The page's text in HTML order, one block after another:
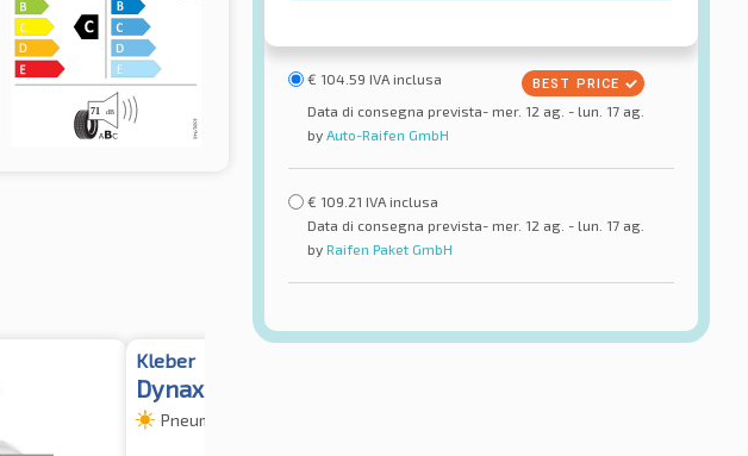
€ 104.59 IVA inclusa
Data di consegna prevista- mer. 12 ag. - lun. 17 ag.
by Auto-Raifen GmbH
€ 109.21 IVA inclusa
Data di consegna prevista- mer. 12 ag. - lun. 17 ag.
by Raifen Paket GmbH
Kleber
Dynaxer HP4 XL
Pneumatici estivi